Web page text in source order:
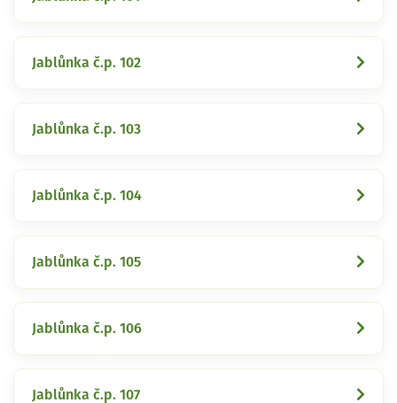
Jablůnka č.p. 102
Jablůnka č.p. 103
Jablůnka č.p. 104
Jablůnka č.p. 105
Jablůnka č.p. 106
Jablůnka č.p. 107